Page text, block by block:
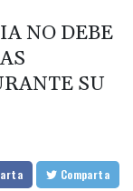
de Trump
pone fin a los
NO DEBE
SU
Comparta